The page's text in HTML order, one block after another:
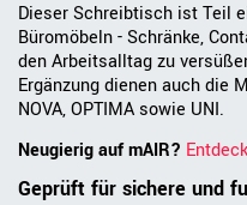
Dieser Schreibtisch ist Teil
Büromöbeln - Schränke,
den Arbeitsalltag zu
Ergänzung dienen auch die
NOVA, OPTIMA sowie UNI.
Neugierig auf mAIR?
Geprüft für sichere und